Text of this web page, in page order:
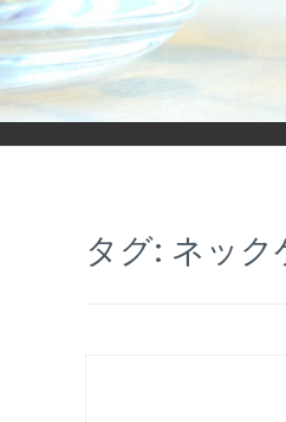
「ヒカリモノガタリ」は、ジュ
タグ: ネック